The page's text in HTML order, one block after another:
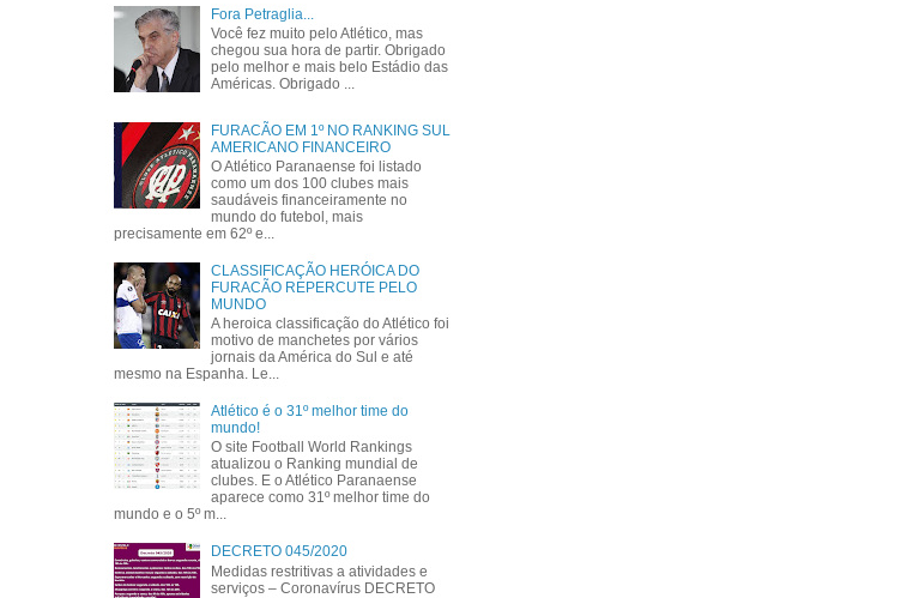
Fora Petraglia...
Você fez muito pelo Atlético, mas
chegou sua hora de partir. Obrigado
pelo melhor e mais belo Estádio das
Américas. Obrigado ...
FURACÃO EM 1º NO RANKING SUL
AMERICANO FINANCEIRO
O Atlético Paranaense foi listado
como um dos 100 clubes mais
saudáveis financeiramente no
mundo do futebol, mais
precisamente em 62º e...
CLASSIFICAÇÃO HERÓICA DO
FURACÃO REPERCUTE PELO
MUNDO
A heroica classificação do Atlético foi
motivo de manchetes por vários
jornais da América do Sul e até
mesmo na Espanha. Le...
Atlético é o 31º melhor time do
mundo!
O site Football World Rankings
atualizou o Ranking mundial de
clubes. E o Atlético Paranaense
aparece como 31º melhor time do
mundo e o 5º m...
DECRETO 045/2020
Medidas restritivas a atividades e
serviços – Coronavírus DECRETO